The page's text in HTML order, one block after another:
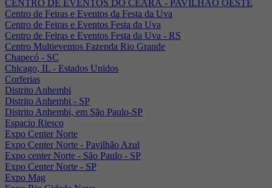
CENTRO DE EVENTOS DO CEARÁ - PAVILHÃO OESTE
Centro de Feiras e Eventos da Festa da Uva
Centro de Feiras e Eventos Festa da Uva
Centro de Feiras e Eventos Festa da Uva - RS
Centro Multieventos Fazenda Rio Grande
Chapecó - SC
Chicago, IL - Estados Unidos
Corferias
Distrito Anhembi
Distrito Anhembi - SP
Distrito Anhembi, em São Paulo-SP
Espacio Riesco
Expo Center Norte
Expo Center Norte - Pavilhão Azul
Expo center Norte - São Paulo - SP
Expo Center Norte - SP
Expo Mag